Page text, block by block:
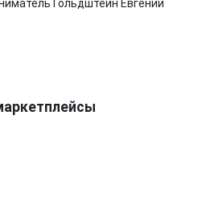
Гольдштейн Евгений